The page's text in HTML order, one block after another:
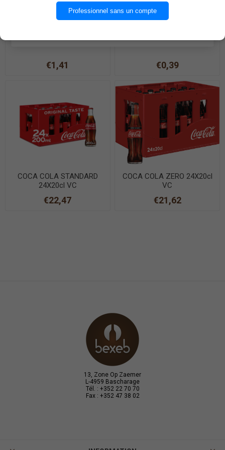
BIERE CORONA 33cl
€1,41
CRISTALINE 1,5L PET
€0,39
COCA COLA STANDARD
24X20cl VC
€22,47
COCA COLA ZERO 24X20cl
VC
€21,62
13, Zone Op Zaemer
L-4959 Bascharage
Tél. : +352 22 70 70
Fax : +352 47 38 02
OK
Professionnel sans un compte